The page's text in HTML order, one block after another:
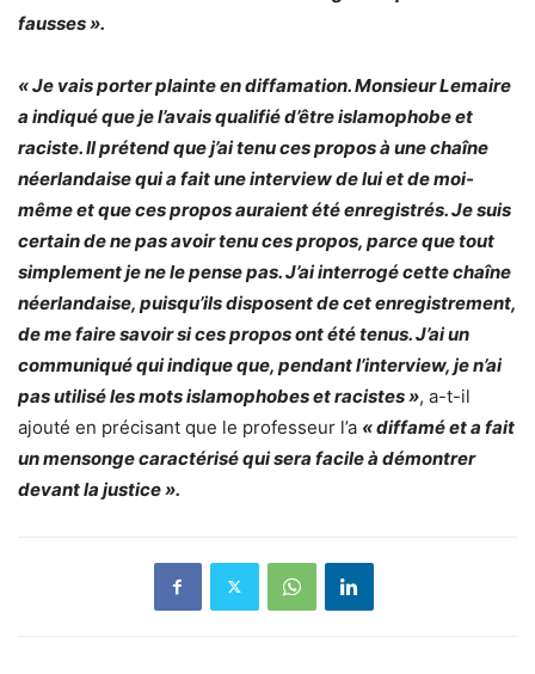
fausses ».
« Je vais porter plainte en diffamation. Monsieur Lemaire
a indiqué que je l’avais qualifié d’être islamophobe et
raciste. Il prétend que j’ai tenu ces propos à une chaîne
néerlandaise qui a fait une interview de lui et de moi-
même et que ces propos auraient été enregistrés. Je suis
certain de ne pas avoir tenu ces propos, parce que tout
simplement je ne le pense pas. J’ai interrogé cette chaîne
néerlandaise, puisqu’ils disposent de cet enregistrement,
de me faire savoir si ces propos ont été tenus. J’ai un
communiqué qui indique que, pendant l’interview, je n’ai
pas utilisé les mots islamophobes et racistes », a-t-il
ajouté en précisant que le professeur l’a « diffamé et a fait
un mensonge caractérisé qui sera facile à démontrer
devant la justice ».